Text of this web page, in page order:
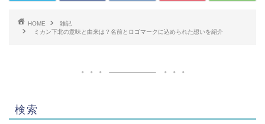
HOME
雑記
ミカン下北の意味と由来は？名前とロゴマークに込められた想いを紹介
検索